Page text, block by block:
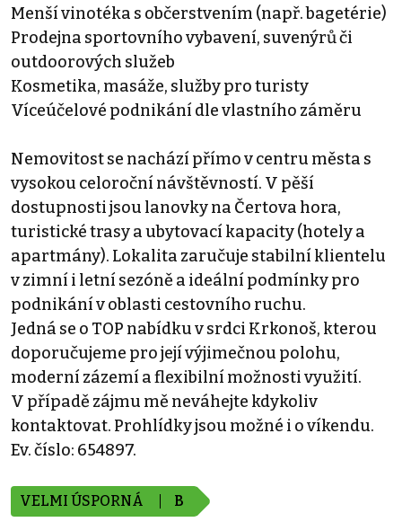
Menší vinotéka s občerstvením (např. bagetérie)
Prodejna sportovního vybavení, suvenýrů či
outdoorových služeb
Kosmetika, masáže, služby pro turisty
Víceúčelové podnikání dle vlastního záměru
Nemovitost se nachází přímo v centru města s
vysokou celoroční návštěvností. V pěší
dostupnosti jsou lanovky na Čertova hora,
turistické trasy a ubytovací kapacity (hotely a
apartmány). Lokalita zaručuje stabilní klientelu
v zimní i letní sezóně a ideální podmínky pro
podnikání v oblasti cestovního ruchu.
Jedná se o TOP nabídku v srdci Krkonoš, kterou
doporučujeme pro její výjimečnou polohu,
moderní zázemí a flexibilní možnosti využití.
V případě zájmu mě neváhejte kdykoliv
kontaktovat. Prohlídky jsou možné i o víkendu.
Ev. číslo: 654897.
VELMI ÚSPORNÁ B